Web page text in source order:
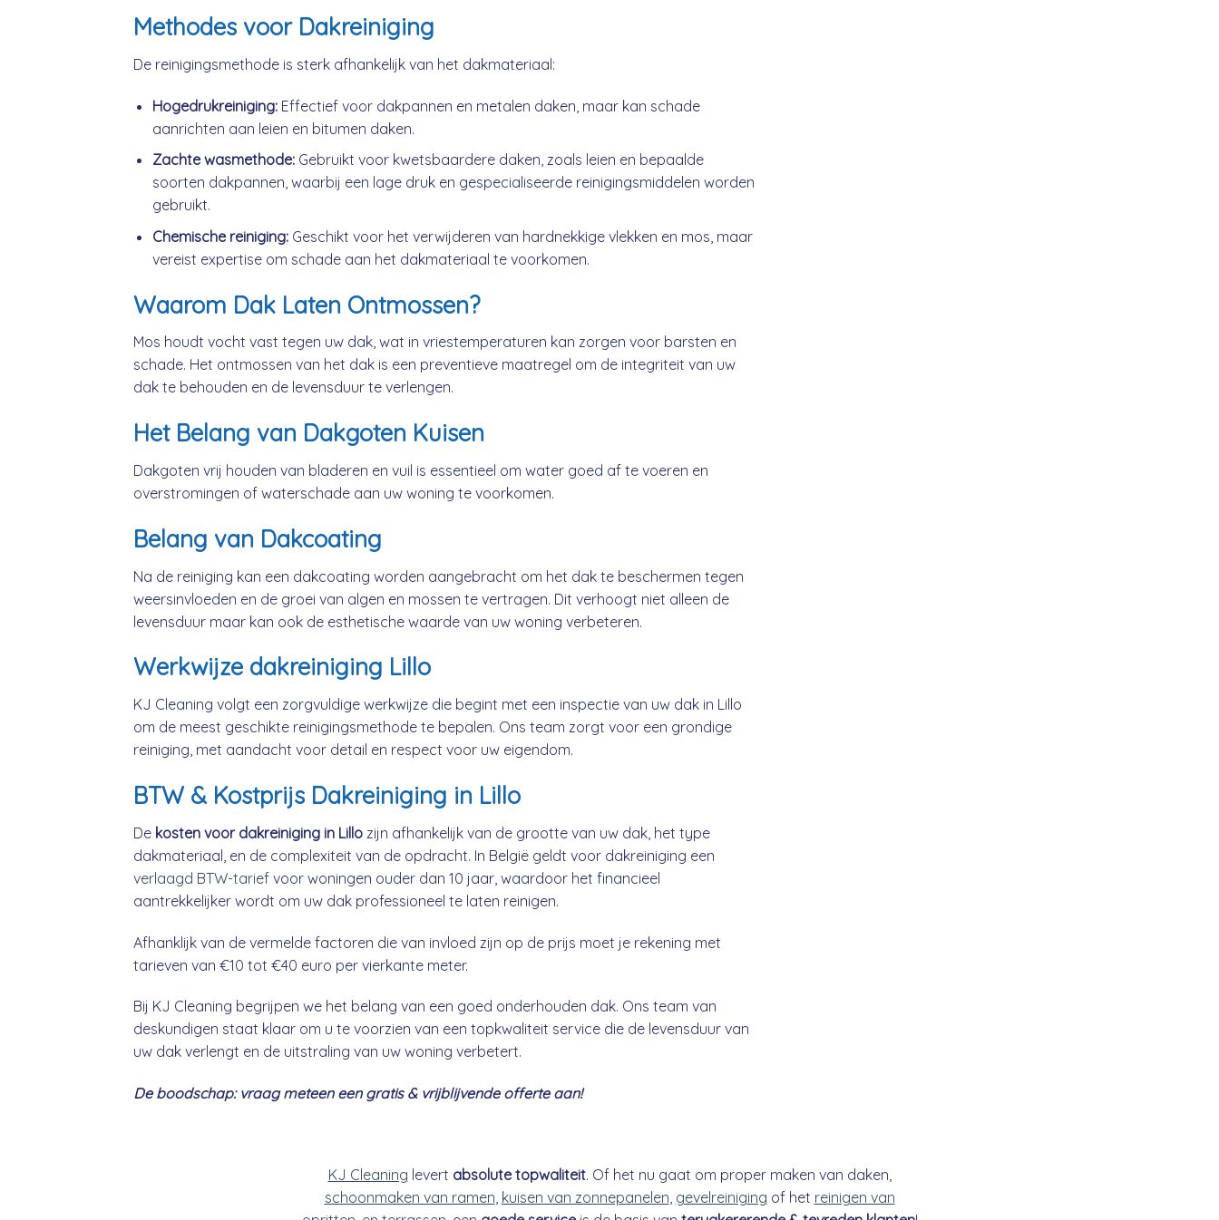
Methodes voor Dakreiniging
De reinigingsmethode is sterk afhankelijk van het dakmateriaal:
Hogedrukreiniging:Effectief voor dakpannen en metalen daken, maar kan schade
aanrichten aan leien en bitumen daken.
Zachte wasmethode:Gebruikt voor kwetsbaardere daken, zoals leien en bepaalde
soorten dakpannen, waarbij een lage druk en gespecialiseerde reinigingsmiddelen worden
gebruikt.
Chemische reiniging:Geschikt voor het verwijderen van hardnekkige vlekken en mos, maar
vereist expertise om schade aan het dakmateriaal te voorkomen.
Waarom Dak Laten Ontmossen?
Mos houdt vocht vast tegen uw dak, wat in vriestemperaturen kan zorgen voor barsten en
schade. Het ontmossen van het dak is een preventieve maatregel om de integriteit van uw
dak te behouden en de levensduur te verlengen.
Het Belang van Dakgoten Kuisen
Dakgoten vrij houden van bladeren en vuil is essentieel om water goed af te voeren en
overstromingen of waterschade aan uw woning te voorkomen.
Belang van Dakcoating
Na de reiniging kan een dakcoating worden aangebracht om het dak te beschermen tegen
weersinvloeden en de groei van algen en mossen te vertragen. Dit verhoogt niet alleen de
levensduur maar kan ook de esthetische waarde van uw woning verbeteren.
Werkwijze dakreiniging Lillo
KJ Cleaning volgt een zorgvuldige werkwijze die begint met een inspectie van uw dak in Lillo
om de meest geschikte reinigingsmethode te bepalen. Ons team zorgt voor een grondige
reiniging, met aandacht voor detail en respect voor uw eigendom.
BTW & Kostprijs Dakreiniging in Lillo
De kosten voor dakreiniging in Lillo zijn afhankelijk van de grootte van uw dak, het type
dakmateriaal, en de complexiteit van de opdracht. In België geldt voor dakreiniging een
verlaagd BTW-tarief voor woningen ouder dan 10 jaar, waardoor het financieel
aantrekkelijker wordt om uw dak professioneel te laten reinigen.
Afhanklijk van de vermelde factoren die van invloed zijn op de prijs moet je rekening met
tarieven van €10 tot €40 euro per vierkante meter.
Bij KJ Cleaning begrijpen we het belang van een goed onderhouden dak. Ons team van
deskundigen staat klaar om u te voorzien van een topkwaliteit service die de levensduur van
uw dak verlengt en de uitstraling van uw woning verbetert.
De boodschap: vraag meteen een gratis & vrijblijvende offerte aan!
KJ Cleaning levert absolute topwaliteit. Of het nu gaat om proper maken van daken,
schoonmaken van ramen, kuisen van zonnepanelen, gevelreiniging of het reinigen van